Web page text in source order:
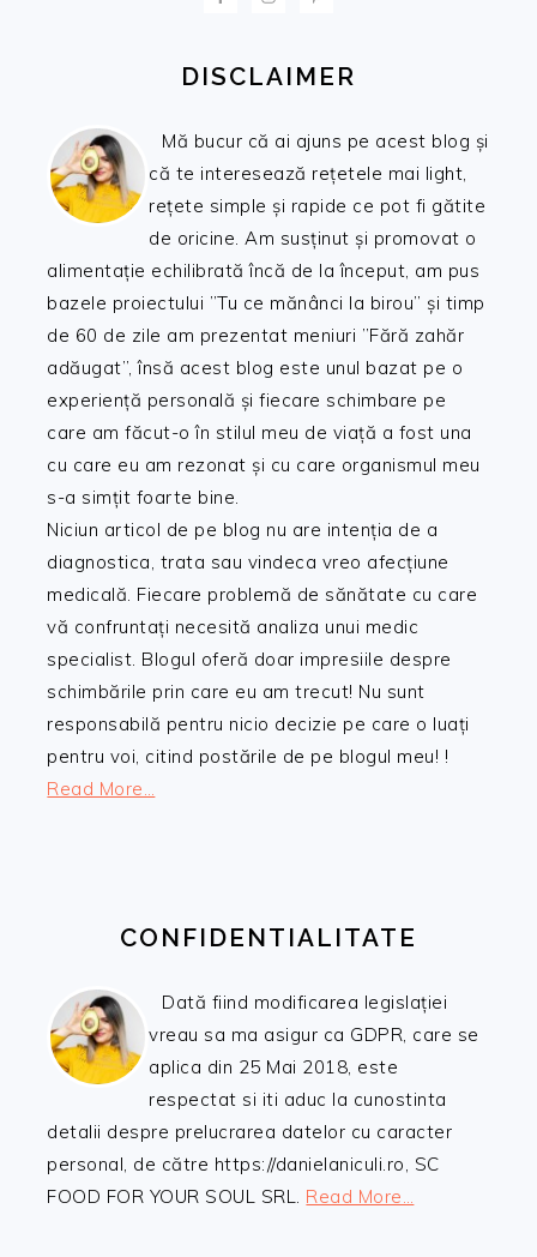
DISCLAIMER
Mă bucur că ai ajuns pe acest blog și
că te interesează rețetele mai light,
rețete simple și rapide ce pot fi gătite
de oricine. Am susținut și promovat o
alimentație echilibrată încă de la început, am pus
bazele proiectului ”Tu ce mănânci la birou” și timp
de 60 de zile am prezentat meniuri ”Fără zahăr
adăugat”, însă acest blog este unul bazat pe o
experiență personală și fiecare schimbare pe
care am făcut-o în stilul meu de viață a fost una
cu care eu am rezonat și cu care organismul meu
s-a simțit foarte bine.
Niciun articol de pe blog nu are intenția de a
diagnostica, trata sau vindeca vreo afecțiune
medicală. Fiecare problemă de sănătate cu care
vă confruntați necesită analiza unui medic
specialist. Blogul oferă doar impresiile despre
schimbările prin care eu am trecut! Nu sunt
responsabilă pentru nicio decizie pe care o luați
pentru voi, citind postările de pe blogul meu! !
Read More…
CONFIDENTIALITATE
Dată fiind modificarea legislației
vreau sa ma asigur ca GDPR, care se
aplica din 25 Mai 2018, este
respectat si iti aduc la cunostinta
detalii despre prelucrarea datelor cu caracter
personal, de către https://danielaniculi.ro, SC
FOOD FOR YOUR SOUL SRL. Read More…